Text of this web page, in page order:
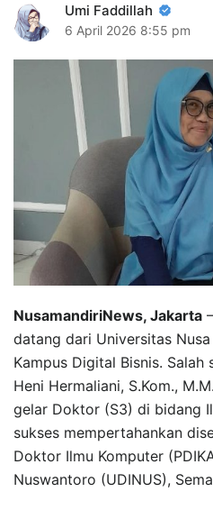
Umi Faddillah
6 April 2026 8:55 pm
NusamandiriNews, Jakarta
datang dari Universitas
Kampus Digital Bisnis. Salah
Heni Hermaliani, S.Kom.,
gelar Doktor (S3) di bidang
sukses mempertahankan
Doktor Ilmu Komputer
Nuswantoro (UDINUS),